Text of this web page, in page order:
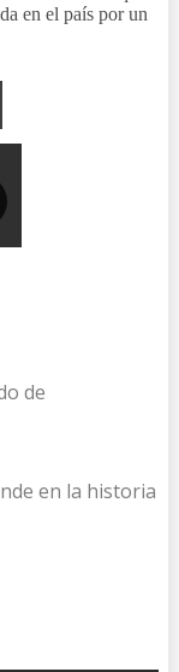
en el país por un
de
en la historia